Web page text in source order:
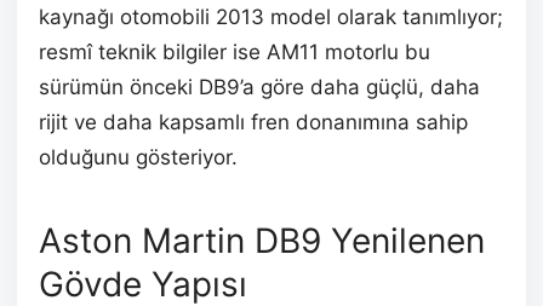
kaynağı otomobili 2013 model olarak tanımlıyor;
resmî teknik bilgiler ise AM11 motorlu bu
sürümün önceki DB9’a göre daha güçlü, daha
rijit ve daha kapsamlı fren donanımına sahip
olduğunu gösteriyor.
Aston Martin DB9 Yenilenen
Gövde Yapısı